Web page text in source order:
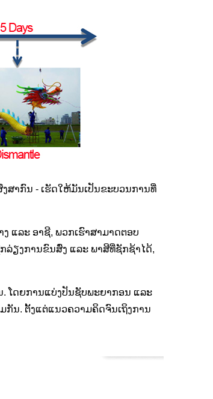
ສາກົນ - ເຮັດໃຫ້ມັນເປັນຂະບວນການທີ່
ແລະ ອາຊີ, ພວກເຮົາສາມາດຕອບ
ລ່ຽງການຂົນສົ່ງ ແລະ ພາສີທີ່ຊັກຊ້າໄດ້,
. ໂດຍການແບ່ງປັນຊັບພະຍາກອນ ແລະ
ນ. ຕັ້ງແຕ່ແນວຄວາມຄິດຈົນເຖິງການ